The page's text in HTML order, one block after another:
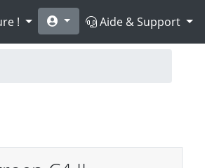
! Aide & Support